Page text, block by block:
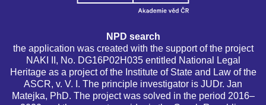
NPD search
the application was created with the support of the project
NAKI II, No. DG16P02H035 entitled National Legal
Heritage as a project of the Institute of State and Law of the
ASCR, v. V. I. The principle investigator is JUDr. Jan
Matejka, PhD. The project was solved in the period 2016–